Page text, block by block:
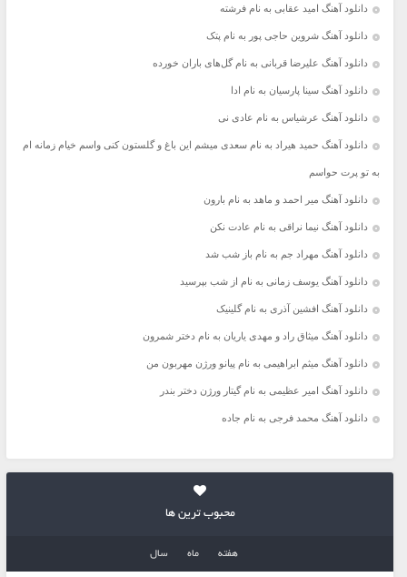
دانلود آهنگ امید عقابی به نام فرشته
دانلود آهنگ شروین حاجی پور به نام پتک
دانلود آهنگ علیرضا قربانی به نام گل‌های باران خورده
دانلود آهنگ سینا پارسیان به نام ادا
دانلود آهنگ عرشیاس به نام عادی نی
دانلود آهنگ حمید هیراد به نام سعدی میشم این باغ و گلستون کنی واسم خیام زمانه ام
به تو پرت حواسم
دانلود آهنگ میر احمد و ماهد به نام بارون
دانلود آهنگ نیما نراقی به نام عادت نکن
دانلود آهنگ مهراد جم به نام باز شب شد
دانلود آهنگ یوسف زمانی به نام از شب بپرسید
دانلود آهنگ افشین آذری به نام گلینیک
دانلود آهنگ میثاق راد و مهدی یاریان به نام دختر شمرون
دانلود آهنگ میثم ابراهیمی به نام پیانو ورژن مهربون من
دانلود آهنگ امیر عظیمی به نام گیتار ورژن دختر بندر
دانلود آهنگ محمد فرجی به نام جاده
محبوب ترین ها
هفته ماه سال